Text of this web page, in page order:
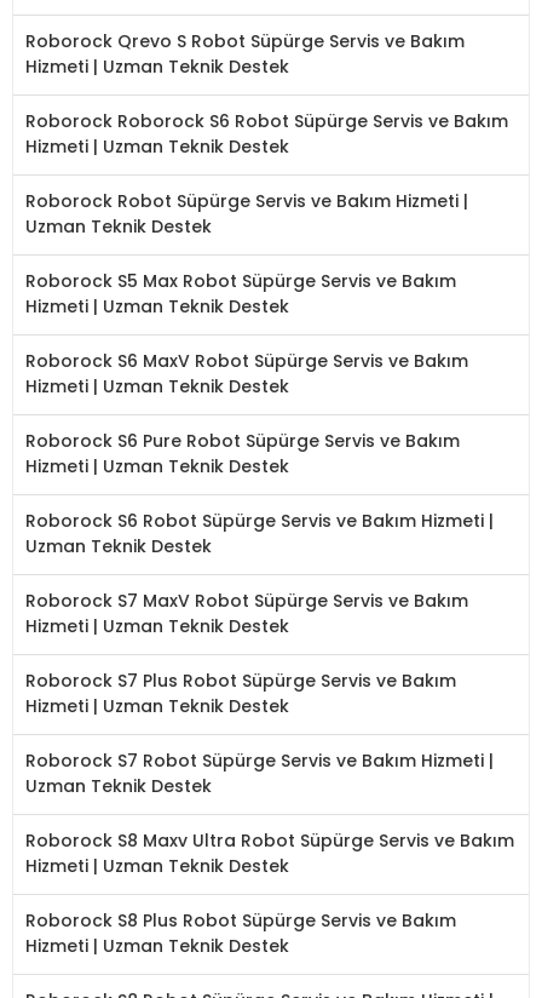
Roborock Qrevo S Robot Süpürge Servis ve Bakım
Hizmeti | Uzman Teknik Destek
Roborock Roborock S6 Robot Süpürge Servis ve Bakım
Hizmeti | Uzman Teknik Destek
Roborock Robot Süpürge Servis ve Bakım Hizmeti |
Uzman Teknik Destek
Roborock S5 Max Robot Süpürge Servis ve Bakım
Hizmeti | Uzman Teknik Destek
Roborock S6 MaxV Robot Süpürge Servis ve Bakım
Hizmeti | Uzman Teknik Destek
Roborock S6 Pure Robot Süpürge Servis ve Bakım
Hizmeti | Uzman Teknik Destek
Roborock S6 Robot Süpürge Servis ve Bakım Hizmeti |
Uzman Teknik Destek
Roborock S7 MaxV Robot Süpürge Servis ve Bakım
Hizmeti | Uzman Teknik Destek
Roborock S7 Plus Robot Süpürge Servis ve Bakım
Hizmeti | Uzman Teknik Destek
Roborock S7 Robot Süpürge Servis ve Bakım Hizmeti |
Uzman Teknik Destek
Roborock S8 Maxv Ultra Robot Süpürge Servis ve Bakım
Hizmeti | Uzman Teknik Destek
Roborock S8 Plus Robot Süpürge Servis ve Bakım
Hizmeti | Uzman Teknik Destek